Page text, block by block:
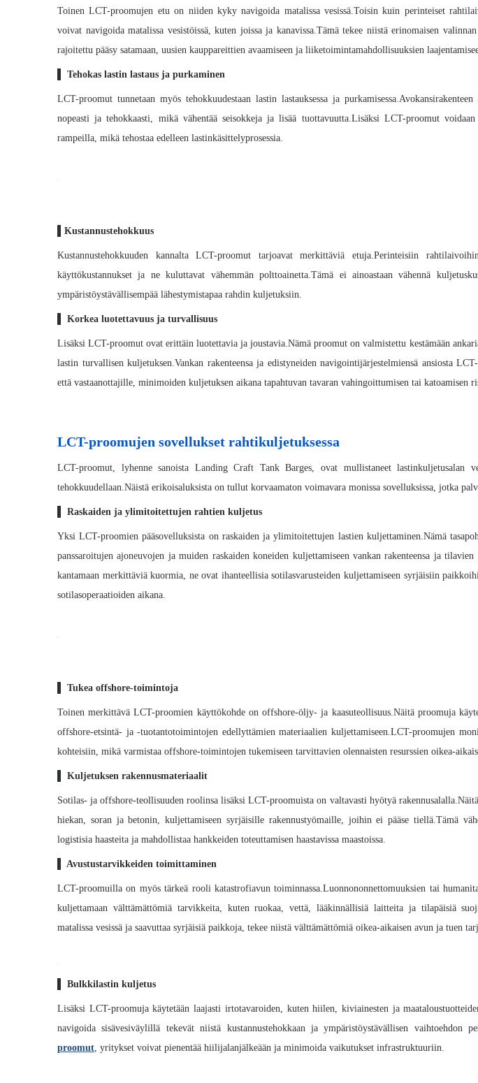
Toinen LCT-proomujen etu on niiden kyky navigoida matalissa vesissä.Toisin kuin perinteiset
voivat navigoida matalissa vesistöissä, kuten joissa ja kanavissa.Tämä tekee niistä erinomaisen
rajoitettu pääsy satamaan, uusien kauppareittien avaamiseen ja liiketoimintamahdollisuuksien
Tehokas lastin lastaus ja purkaminen
LCT-proomut tunnetaan myös tehokkuudestaan ​​lastin lastauksessa ja
nopeasti ja tehokkaasti, mikä vähentää seisokkeja ja lisää tuottavuutta.Lisäksi LCT-proomut
rampeilla, mikä tehostaa edelleen lastinkäsittelyprosessia.
Kustannustehokkuus
Kustannustehokkuuden kannalta LCT-proomut tarjoavat merkittäviä etuja.Perinteisiin
käyttökustannukset ja ne kuluttavat vähemmän polttoainetta.Tämä ei ainoastaan ​​vähennä
ympäristöystävällisempää lähestymistapaa rahdin kuljetuksiin.
Korkea luotettavuus ja turvallisuus
Lisäksi LCT-proomut ovat erittäin luotettavia ja joustavia.Nämä proomut on valmistettu kestämään
lastin turvallisen kuljetuksen.Vankan rakenteensa ja edistyneiden navigointijärjestelmiensä ansiosta
että vastaanottajille, minimoiden kuljetuksen aikana tapahtuvan tavaran vahingoittumisen tai katoamisen
LCT-proomujen sovellukset rahtikuljetuksessa
LCT-proomut, lyhenne sanoista Landing Craft Tank Barges, ovat mullistaneet lastinkuljetusalan
tehokkuudellaan.Näistä erikoisaluksista on tullut korvaamaton voimavara monissa sovelluksissa, jotka
Raskaiden ja ylimitoitettujen rahtien kuljetus
Yksi LCT-proomien pääsovelluksista on raskaiden ja ylimitoitettujen lastien kuljettaminen.Nämä
panssaroitujen ajoneuvojen ja muiden raskaiden koneiden kuljettamiseen vankan rakenteensa ja
kantamaan merkittäviä kuormia, ne ovat ihanteellisia sotilasvarusteiden kuljettamiseen syrjäisiin
sotilasoperaatioiden aikana.
Tukea offshore-toimintoja
Toinen merkittävä LCT-proomien käyttökohde on offshore-öljy- ja kaasuteollisuus.Näitä proomuja
offshore-etsintä- ja -tuotantotoimintojen edellyttämien materiaalien kuljettamiseen.LCT-proomujen
kohteisiin, mikä varmistaa offshore-toimintojen tukemiseen tarvittavien olennaisten resurssien oikea-
Kuljetuksen rakennusmateriaalit
Sotilas- ja offshore-teollisuuden roolinsa lisäksi LCT-proomuista on valtavasti hyötyä
hiekan, soran ja betonin, kuljettamiseen syrjäisille rakennustyömaille, joihin ei pääse tiellä.Tämä
logistisia haasteita ja mahdollistaa hankkeiden toteuttamisen haastavissa maastoissa.
Avustustarvikkeiden toimittaminen
LCT-proomuilla on myös tärkeä rooli katastrofiavun toiminnassa.Luonnononnettomuuksien tai
kuljettamaan välttämättömiä tarvikkeita, kuten ruokaa, vettä, lääkinnällisiä laitteita ja tilapäisiä
matalissa vesissä ja saavuttaa syrjäisiä paikkoja, tekee niistä välttämättömiä oikea-aikaisen avun ja tuen
Bulkkilastin kuljetus
Lisäksi LCT-proomuja käytetään laajasti irtotavaroiden, kuten hiilen, kiviainesten ja
navigoida sisävesiväylillä tekevät niistä kustannustehokkaan ja ympäristöystävällisen vaihtoehdon
proomut, yritykset voivat pienentää hiilijalanjälkeään ja minimoida vaikutukset infrastruktuuriin.